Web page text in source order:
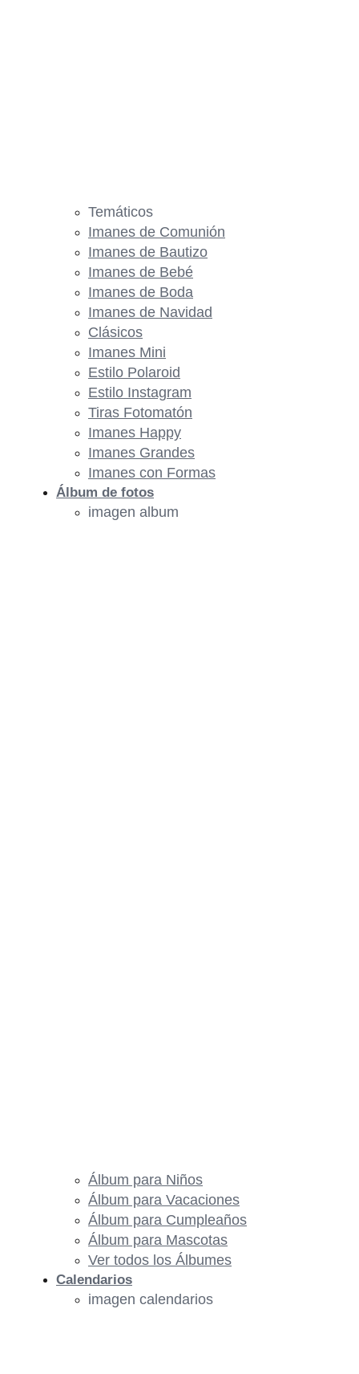
Temáticos
Imanes de Comunión
Imanes de Bautizo
Imanes de Bebé
Imanes de Boda
Imanes de Navidad
Clásicos
Imanes Mini
Estilo Polaroid
Estilo Instagram
Tiras Fotomatón
Imanes Happy
Imanes Grandes
Imanes con Formas
Álbum de fotos
imagen album
Álbum para Niños
Álbum para Vacaciones
Álbum para Cumpleaños
Álbum para Mascotas
Ver todos los Álbumes
Calendarios
imagen calendarios